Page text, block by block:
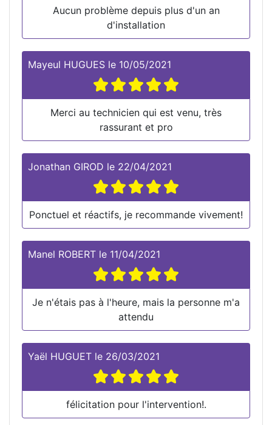
Aucun problème depuis plus d'un an
d'installation
Mayeul HUGUES le 10/05/2021
Merci au technicien qui est venu, très
rassurant et pro
Jonathan GIROD le 22/04/2021
Ponctuel et réactifs, je recommande vivement!
Manel ROBERT le 11/04/2021
Je n'étais pas à l'heure, mais la personne m'a
attendu
Yaël HUGUET le 26/03/2021
félicitation pour l'intervention!.